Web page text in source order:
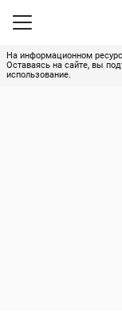
На информационном
Оставаясь на сайте, вы
использование.